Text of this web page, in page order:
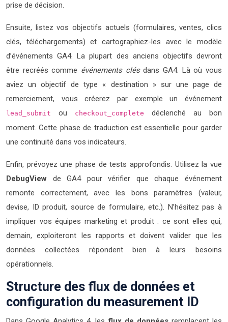
prise de décision.
Ensuite, listez vos objectifs actuels (formulaires, ventes, clics
clés, téléchargements) et cartographiez-les avec le modèle
d’événements GA4. La plupart des anciens objectifs devront
être recréés comme événements clésdans GA4. Là où vous
aviez un objectif de type « destination » sur une page de
remerciement, vous créerez par exemple un événement
lead_submit ou checkout_complete
déclenché au bon
moment. Cette phase de traduction est essentielle pour garder
une continuité dans vos indicateurs.
Enfin, prévoyez une phase de tests approfondis. Utilisez la vue
DebugView de GA4 pour vérifier que chaque événement
remonte correctement, avec les bons paramètres (valeur,
devise, ID produit, source de formulaire, etc.). N’hésitez pas à
impliquer vos équipes marketing et produit : ce sont elles qui,
demain, exploiteront les rapports et doivent valider que les
données collectées répondent bien à leurs besoins
opérationnels.
Structure des flux de données et
configuration du measurement ID